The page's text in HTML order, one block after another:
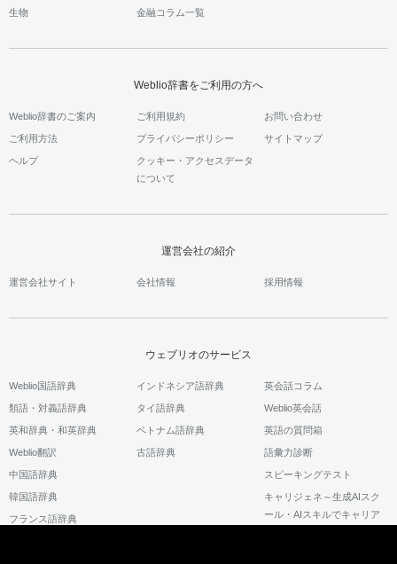
生物 金融コラム一覧
Weblio辞書をご利用の方へ
Weblio辞書のご案内 ご利用規約 お問い合わせ
ご利用方法 プライバシーポリシー サイトマップ
ヘルプ
クッキー・アクセスデータ
について
運営会社の紹介
運営会社サイト 会社情報 採用情報
ウェブリオのサービス
Weblio国語辞典
類語・対義語辞典
英和辞典・和英辞典
Weblio翻訳
中国語辞典
韓国語辞典
フランス語辞典
インドネシア語辞典
タイ語辞典
ベトナム語辞典
古語辞典
英会話コラム
Weblio英会話
英語の質問箱
語彙力診断
スピーキングテスト
キャリジェネ～生成AIスク
ール・AIスキルでキャリア